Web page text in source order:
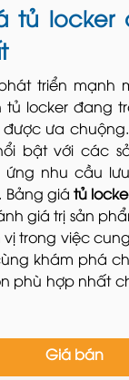
tủ locker
triển mạnh
tủ locker đang
ưa
bật với các
nhu cầu
giá tủ
giá trị sản
trong việc
khám phá
phù hợp nhất
Giá bán